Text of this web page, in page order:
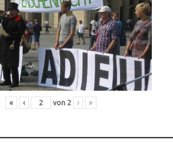
« ‹ von 2 › »